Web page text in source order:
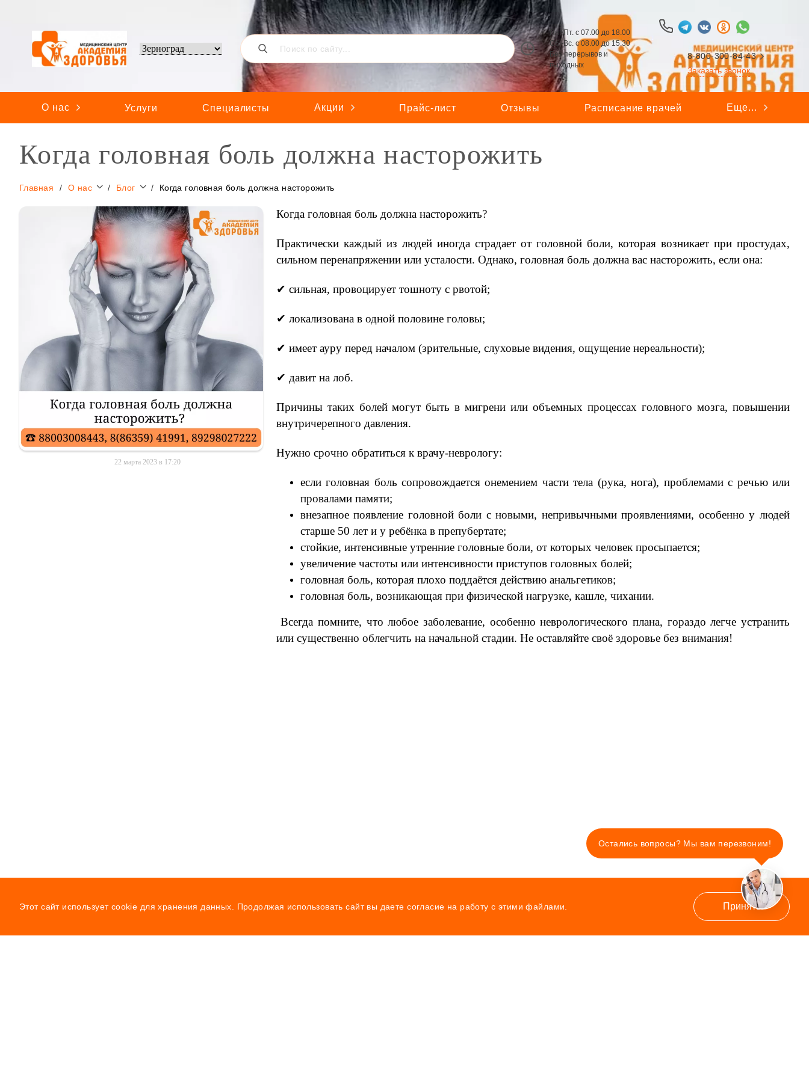
Остались вопросы? Мы вам перезвоним!
Пн.-Пт. с 07.00 до 18.00
Сб.-Вс. с 08.00 до 15.30
Без перерывов и
выходных
8-800-300-84-43
Заказать звонок
О нас Услуги Специалисты Акции Прайс-лист Отзывы Расписание врачей Еще...
Когда головная боль должна насторожить
Главная О нас Блог Когда головная боль должна насторожить
22 марта 2023 в 17:20
Когда головная боль должна насторожить?
Практически каждый из людей иногда страдает от головной боли, которая возникает при простудах,
сильном перенапряжении или усталости. Однако, головная боль должна вас насторожить, если она:
✔ сильная, провоцирует тошноту с рвотой;
✔ локализована в одной половине головы;
✔ имеет ауру перед началом (зрительные, слуховые видения, ощущение нереальности);
✔ давит на лоб.
Причины таких болей могут быть в мигрени или объемных процессах головного мозга, повышении
внутричерепного давления.
Нужно срочно обратиться к врачу-неврологу:
если головная боль сопровождается онемением части тела (рука, нога), проблемами с речью или
провалами памяти;
внезапное появление головной боли с новыми, непривычными проявлениями, особенно у людей
старше 50 лет и у ребёнка в препубертате;
стойкие, интенсивные утренние головные боли, от которых человек просыпается;
увеличение частоты или интенсивности приступов головных болей;
головная боль, которая плохо поддаётся действию анальгетиков;
головная боль, возникающая при физической нагрузке, кашле, чихании.
Всегда помните, что любое заболевание, особенно неврологического плана, гораздо легче устранить
или существенно облегчить на начальной стадии. Не оставляйте своё здоровье без внимания!
Этот сайт использует cookie для хранения данных. Продолжая использовать сайт вы даете согласие на работу с этими файлами. Принять